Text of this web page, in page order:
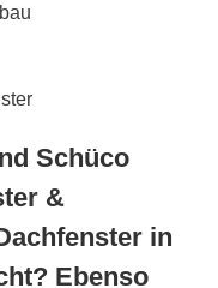
Schüco
&
in
Ebenso